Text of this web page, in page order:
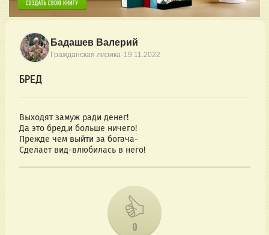
Бадашев Валерий
Гражданская лирика· 19.11.2022
БРЕД
Выходят замуж ради денег!
Да это бред,и больше ничего!
Прежде чем выйти за богача-
Сделает вид-влюбилась в него!
0